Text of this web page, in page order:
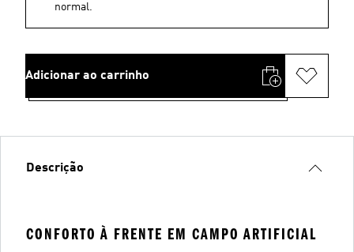
normal.
Adicionar ao carrinho
Descrição
CONFORTO À FRENTE EM CAMPO ARTIFICIAL